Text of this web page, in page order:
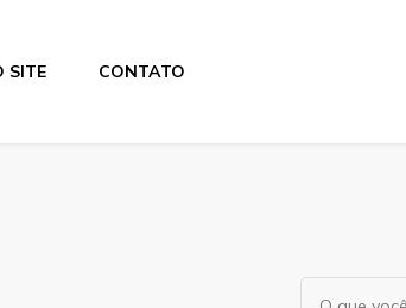
SITE CONTATO
Procurando